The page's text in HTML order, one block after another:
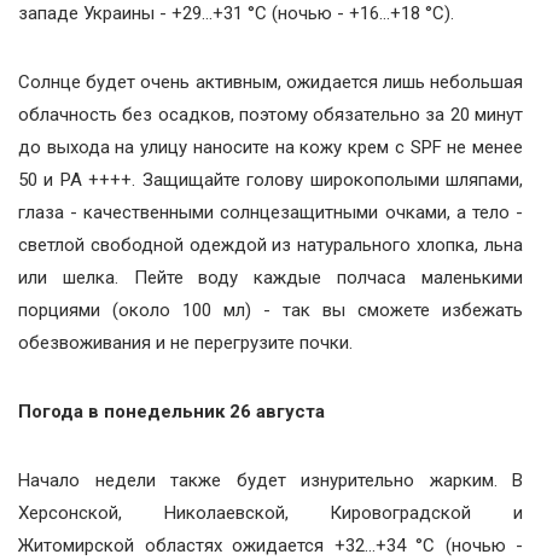
западе Украины - +29…+31 °С (ночью - +16…+18 °С).
Солнце будет очень активным, ожидается лишь небольшая
облачность без осадков, поэтому обязательно за 20 минут
до выхода на улицу наносите на кожу крем с SPF не менее
50 и PA ++++. Защищайте голову широкополыми шляпами,
глаза - качественными солнцезащитными очками, а тело -
светлой свободной одеждой из натурального хлопка, льна
или шелка. Пейте воду каждые полчаса маленькими
порциями (около 100 мл) - так вы сможете избежать
обезвоживания и не перегрузите почки.
Погода в понедельник 26 августа
Начало недели также будет изнурительно жарким. В
Херсонской, Николаевской, Кировоградской и
Житомирской областях ожидается +32…+34 °С (ночью -